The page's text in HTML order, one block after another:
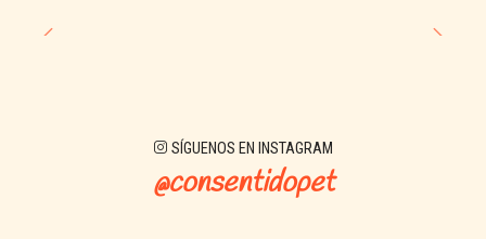
SÍGUENOS EN INSTAGRAM
@consentidopet